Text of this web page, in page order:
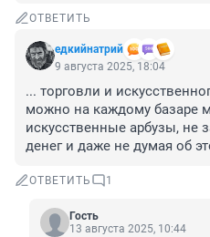
ОТВЕТИТЬ
едкийнатрий
9 августа 2025, 18:04
... торговли и
можно на каждому базаре
искусственные арбузы, не
денег и даже не думая об
ОТВЕТИТЬ 1
Гость
13 августа 2025, 10:44